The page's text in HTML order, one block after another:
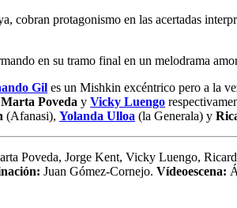
cobran protagonismo en las acertadas
en su tramo final en un melodrama
Gil es un Mishkin excéntrico pero a la
Marta Poveda y Vicky Luengo
(Afanasi), Yolanda Ulloa (la Generala) y
Poveda, Jorge Kent, Vicky Luengo,
Juan Gómez-Cornejo. Vídeoescena: